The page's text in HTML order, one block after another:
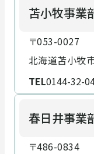
苫小牧事業
〒053-0027
北海道苫小牧
TEL0144-32-
春日井事業
〒486-0834